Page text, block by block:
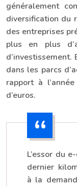
généralement
diversification du
des entreprises
plus en plus
d’investissement.
dans les parcs
rapport à
d’euros.
L’essor du
dernier
à la